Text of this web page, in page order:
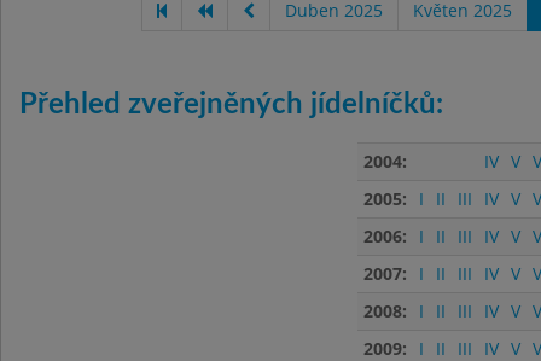
Duben 2025 Květen 2025
Přehled zveřejněných jídelníčků:
2004: IV V
2005:
I II III IV V
2006:
I II III IV V
2007:
I II III IV V
2008:
I II III IV V
2009:
I II III IV V